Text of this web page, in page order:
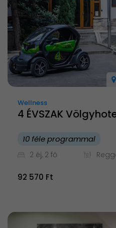
Wellness
4 ÉVSZAK
10 féle programmal
2 éj, 2 fő
92 570 Ft